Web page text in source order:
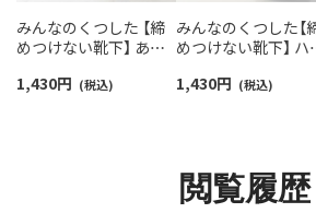
みんなのくつした 【締
めつけない靴下】 あた
わりガーゼ レディース
1,430円 (税込)
みんなのくつした【
めつけない靴下】 ハ
ふんわりガーゼ ちょ
1,430円 (税込)
閲覧履歴